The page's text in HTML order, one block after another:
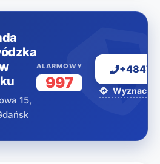
15,
ALARMOWY
997 Wyznacz